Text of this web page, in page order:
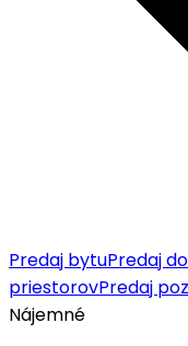
Predaj bytuPredaj
priestorovPredaj
Nájemné